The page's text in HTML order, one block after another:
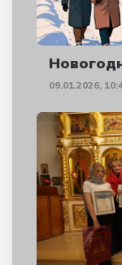
09.01.2026,